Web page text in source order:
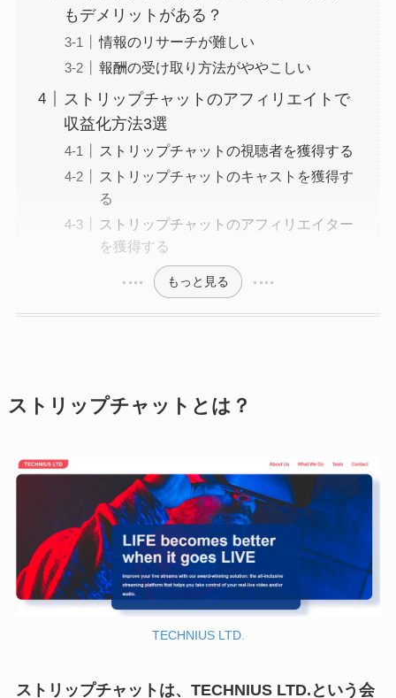
もデメリットがある？
情報のリサーチが難しい
報酬の受け取り方法がややこしい
ストリップチャットのアフィリエイトで
収益化方法3選
ストリップチャットの視聴者を獲得する
ストリップチャットのキャストを獲得す
る
ストリップチャットのアフィリエイター
を獲得する
もっと見る
ストリップチャットとは？
TECHNIUS LTD.
ストリップチャットは、TECHNIUS LTD.という会